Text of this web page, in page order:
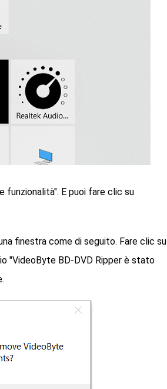
funzionalità". E puoi fare clic su
finestra come di seguito. Fare clic su
"VideoByte BD-DVD Ripper è stato